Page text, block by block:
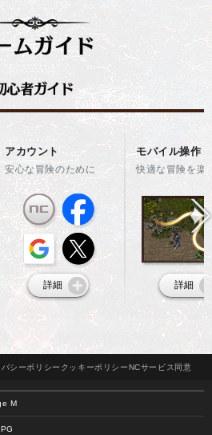
アカウント
安心な冒険のために
詳細
モバイル操作
快適な冒険を楽
詳細
シーポリシー クッキーポリシーNCサービス 同意
M